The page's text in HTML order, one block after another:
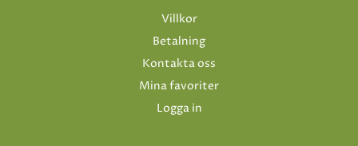
Villkor
Betalning
Kontakta oss
Mina favoriter
Logga in